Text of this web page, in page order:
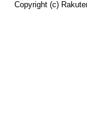
Copyright (c)